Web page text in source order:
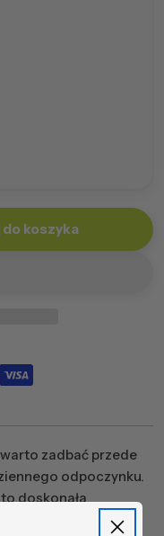
Sztruks
Simone
do koszyka
zadbać przede
odpoczynku.
doskonała
mebla, którego